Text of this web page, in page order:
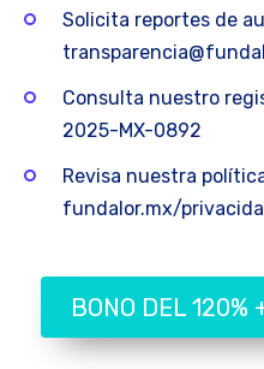
Solicita reportes de
Consulta nuestro
2025-MX-0892
Revisa nuestra
fundalor.mx/
BONO DEL 120%